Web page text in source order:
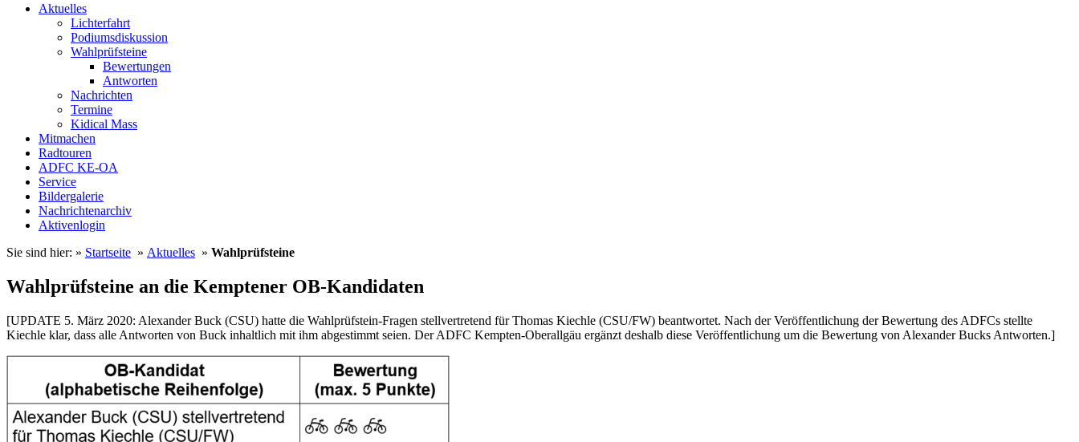
Aktuelles
Lichterfahrt
Podiumsdiskussion
Wahlprüfsteine
Bewertungen
Antworten
Nachrichten
Termine
Kidical Mass
Mitmachen
Radtouren
ADFC KE-OA
Service
Bildergalerie
Nachrichtenarchiv
Aktivenlogin
Sie sind hier: » Startseite » Aktuelles » Wahlprüfsteine
Wahlprüfsteine an die Kemptener OB-Kandidaten
[UPDATE 5. März 2020: Alexander Buck (CSU) hatte die Wahlprüfstein-Fragen stellvertretend für Thomas Kiechle (CSU/FW) beantwortet. Nach der Veröffentlichung der Bewertung des ADFCs stellte
Kiechle klar, dass alle Antworten von Buck inhaltlich mit ihm abgestimmt seien. Der ADFC Kempten-Oberallgäu ergänzt deshalb diese Veröffentlichung um die Bewertung von Alexander Bucks Antworten.]